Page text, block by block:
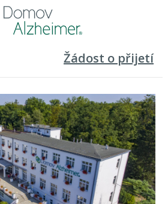
Žádost o přijetí